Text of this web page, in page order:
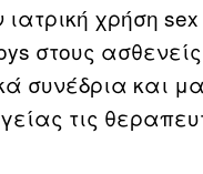
ιατρική χρήση
στους
συνέδρια και
τις